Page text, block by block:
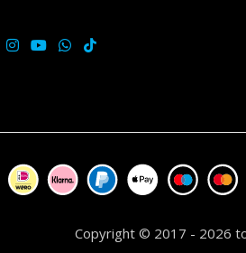
Copyright © 2017 - 2026